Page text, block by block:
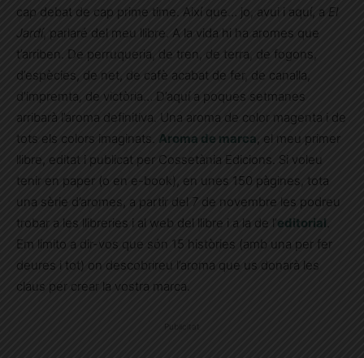
cap debat de cap prime time. Així que… jo, avui i aquí, a El
Jardí, parlaré del meu llibre. A la vida hi ha aromes que
t’arriben. De perruqueria, de tren, de terra, de fogons,
d’espècies, de net, de cafè acabat de fer, de canalla,
d’impremta, de victòria… D’aquí a poques setmanes
arribarà l’aroma definitiva. Una aroma de color magenta i de
tots els colors imaginats. Aroma de marca, el meu primer
llibre, editat i publicat per Cossetània Edicions. Si voleu
tenir en paper (o en e-book), en unes 150 pàgines, tota
una sèrie d’aromes, a partir del 7 de novembre les podreu
trobar a les llibreries i al web del llibre i a la de l’editorial .
Em limito a dir-vos que són 15 històries (amb una per fer
deures i tot) on descobrireu l’aroma que us donarà les
claus per crear la vostra marca.
Publicitat